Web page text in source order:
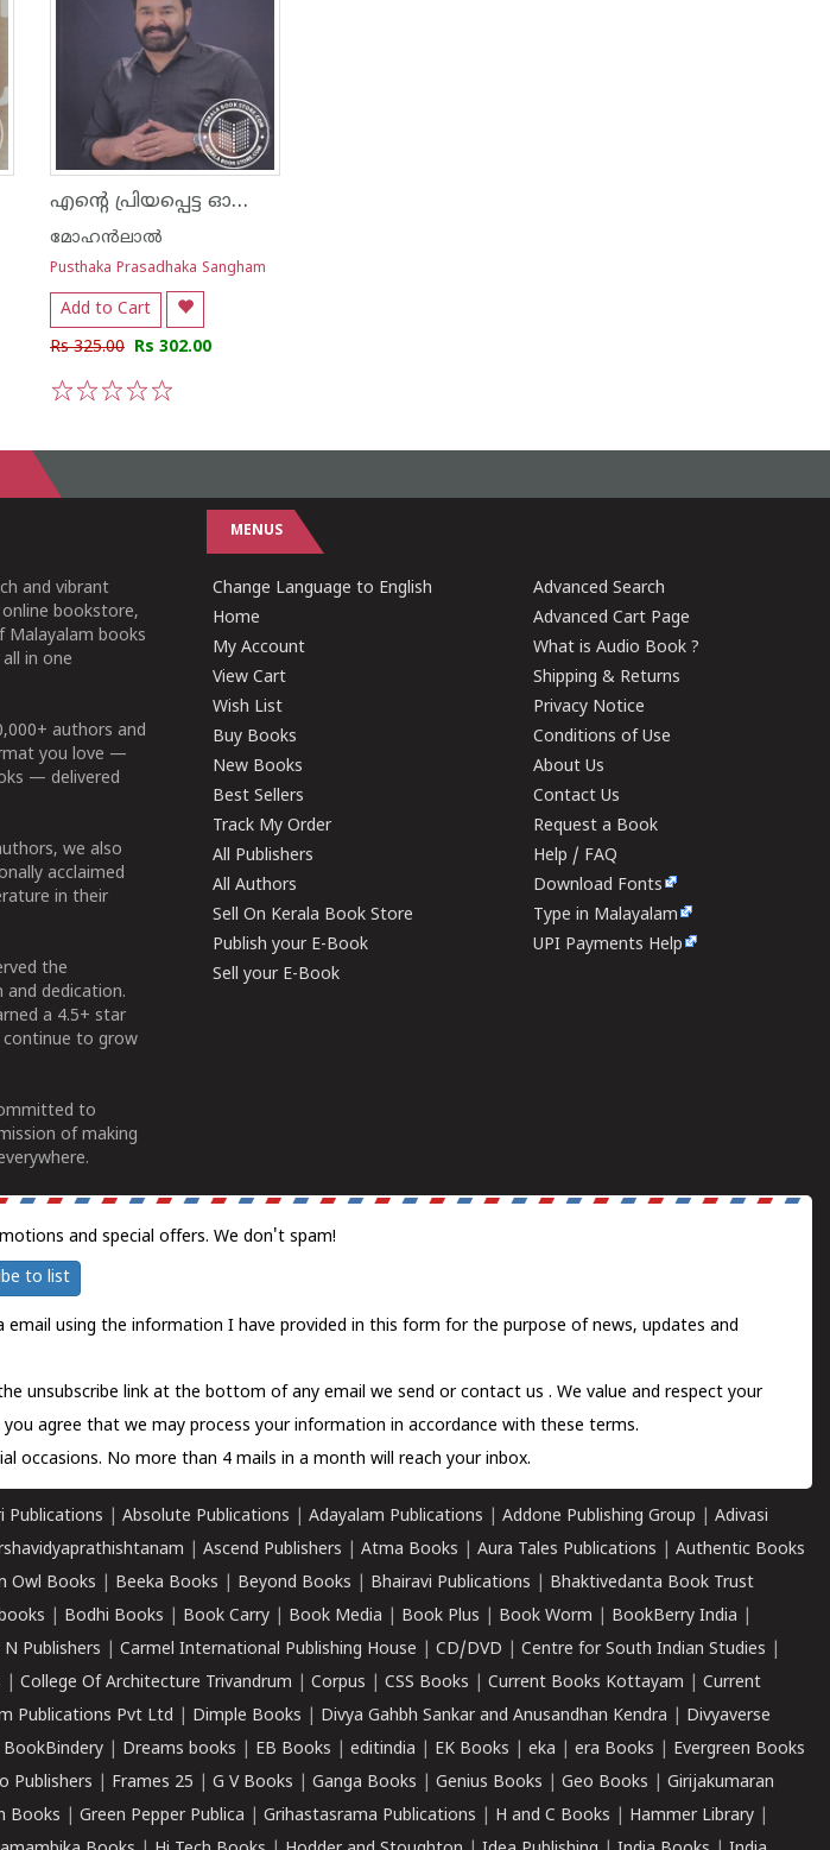
എന്റെ പ്രിയപ്പെട്ട ഓഷോ ഫലിതങ്ങള്‍
മോഹന്‍ലാല്‍
Pusthaka Prasadhaka Sangham
Add to Cart
Rs 325.00 Rs 302.00
and vibrant
bookstore,
Malayalam books
in one
authors and
you love —
— delivered
we also
acclaimed
in their
the
and dedication.
a 4.5+ star
continue to grow
to
of making
MENUS
Change Language to English
Home
My Account
View Cart
Wish List
Buy Books
New Books
Best Sellers
Track My Order
All Publishers
All Authors
Sell On Kerala Book Store
Publish your E-Book
Sell your E-Book
Advanced Search
Advanced Cart Page
What is Audio Book ?
Shipping & Returns
Privacy Notice
Conditions of Use
About Us
Contact Us
Request a Book
Help / FAQ
Download Fonts
Type in Malayalam
UPI Payments Help
and special offers. We don't spam!
to list
using the information I have provided in this form for the purpose of news, updates and
unsubscribe link at the bottom of any email we send orcontact us . We value and respect your
agree that we may process your information in accordance with these terms.
occasions. No more than 4 mails in a month will reach your inbox.
Publications Absolute Publications Adayalam Publications Addone Publishing Group
Adivasi
Ascend Publishers Atma Books Aura Tales Publications
Authentic Books
Owl Books Beeka Books Beyond Books Bhairavi Publications
Bhaktivedanta Book Trust
Bodhi Books Book Carry Book Media Book Plus Book Worm BookBerry India
N Publishers Carmel International Publishing House CD/DVD Centre for South Indian Studies
College Of Architecture Trivandrum Corpus CSS Books Current Books Kottayam
Current
Publications Pvt Ltd Dimple Books Divya Gahbh Sankar and Anusandhan Kendra
Divyaverse
Dreams books EB Books editindia EK Books eka era Books
Evergreen Books
Publishers Frames 25 G V Books Ganga Books Genius Books Geo Books
Girijakumaran
Books Green Pepper Publica Grihastasrama Publications H and C Books Hammer Library